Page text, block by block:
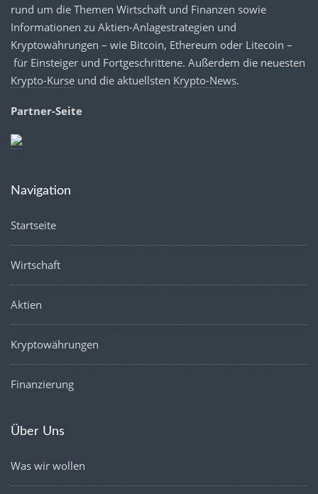
rund um die Themen Wirtschaft und Finanzen sowie
Informationen zu Aktien-Anlagestrategien und
Kryptowährungen – wie Bitcoin, Ethereum oder Litecoin –
für Einsteiger und Fortgeschrittene. Außerdem die neuesten
Krypto-Kurse und die aktuellsten Krypto-News.
Partner-Seite
Navigation
Startseite
Wirtschaft
Aktien
Kryptowährungen
Finanzierung
Über Uns
Was wir wollen